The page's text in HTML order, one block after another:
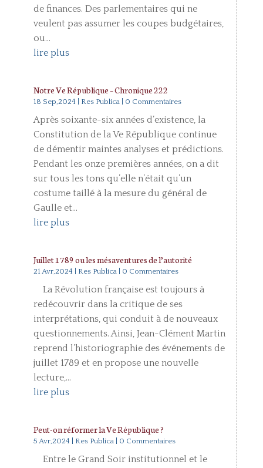
de finances. Des parlementaires qui ne
veulent pas assumer les coupes budgétaires,
ou...
lire plus
Notre Ve République – Chronique 222
18 Sep,2024 Res Publica| 0 Commentaires
Après soixante-six années d’existence, la
Constitution de la Ve République continue
de démentir maintes analyses et prédictions.
Pendant les onze premières années, on a dit
sur tous les tons qu’elle n’était qu’un
costume taillé à la mesure du général de
Gaulle et...
lire plus
Juillet 1789 ou les mésaventures de l’autorité
21 Avr,2024 Res Publica| 0 Commentaires
La Révolution française est toujours à
redécouvrir dans la critique de ses
interprétations, qui conduit à de nouveaux
questionnements. Ainsi, Jean-Clément Martin
reprend l’historiographie des événements de
juillet 1789 et en propose une nouvelle
lecture,...
lire plus
Peut-on réformer la Ve République ?
5 Avr,2024 Res Publica| 0 Commentaires
Entre le Grand Soir institutionnel et le